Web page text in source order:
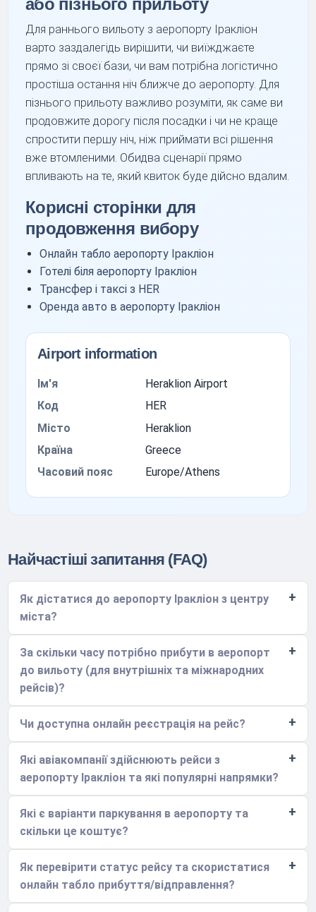
Для раннього вильоту з аеропорту Іракліон
варто заздалегідь вирішити, чи виїжджаєте
прямо зі своєї бази, чи вам потрібна логістично
простіша остання ніч ближче до аеропорту. Для
пізнього прильоту важливо розуміти, як саме ви
продовжите дорогу після посадки і чи не краще
спростити першу ніч, ніж приймати всі рішення
вже втомленими. Обидва сценарії прямо
впливають на те, який квиток буде дійсно вдалим.
Корисні сторінки для
продовження вибору
Онлайн табло аеропорту Іракліон
Готелі біля аеропорту Іракліон
Трансфер і таксі з HER
Оренда авто в аеропорту Іракліон
Airport information
Ім'я
Heraklion Airport
Код
HER
Місто
Heraklion
Країна
Greece
Часовий пояс
Europe/Athens
Найчастіші запитання (FAQ)
Як дістатися до аеропорту Іракліон з центру
міста?
За скільки часу потрібно прибути в аеропорт
до вильоту (для внутрішніх та міжнародних
рейсів)?
Чи доступна онлайн реєстрація на рейс?
Які авіакомпанії здійснюють рейси з
аеропорту Іракліон та які популярні напрямки?
Які є варіанти паркування в аеропорту та
скільки це коштує?
Як перевірити статус рейсу та скористатися
онлайн табло прибуття/відправлення?